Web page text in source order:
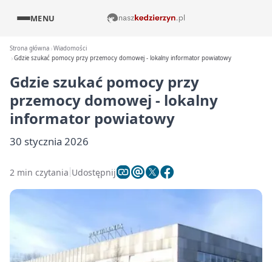
MENU
Strona główna Wiadomości
Gdzie szukać pomocy przy przemocy domowej - lokalny informator powiatowy
Gdzie szukać pomocy przy
przemocy domowej - lokalny
informator powiatowy
30 stycznia 2026
2 min czytania Udostępnij